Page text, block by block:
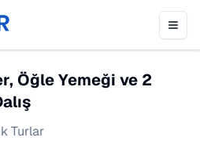
Öğle Yemeği ve 2
Turlar